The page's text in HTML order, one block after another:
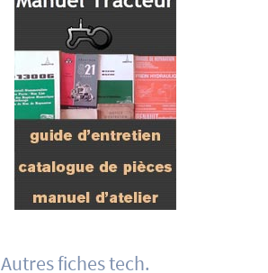
Autres fiches tech.